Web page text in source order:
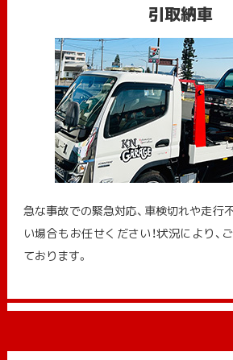
引取納車
急な事故での緊急対応、車検切れや走行
い場合もお任せください！状況により、
ております。